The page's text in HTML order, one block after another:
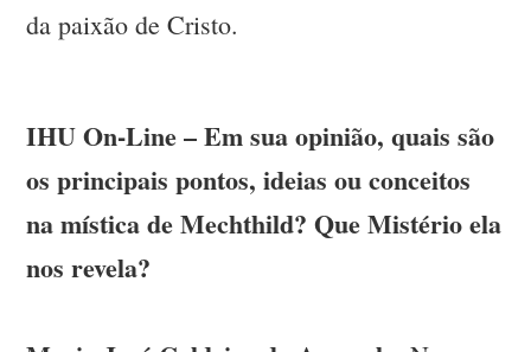
da paixão de Cristo.
IHU On-Line – Em sua opinião, quais são
os principais pontos, ideias ou conceitos
na mística de Mechthild? Que Mistério ela
nos revela?